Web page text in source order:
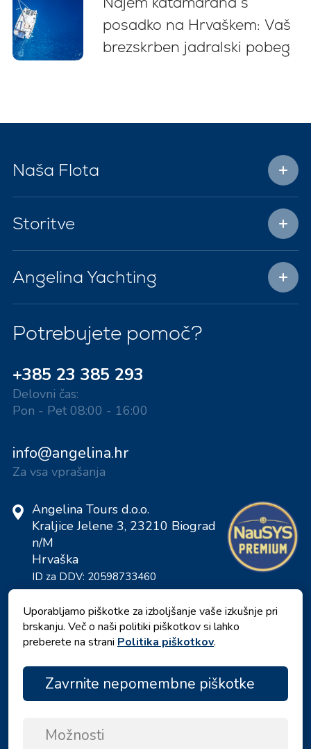
posadko na Hrvaškem: Vaš
brezskrben jadralski pobeg
Naša Flota
Storitve
Angelina Yachting
Potrebujete pomoč?
+385 23 385 293
Delovni čas:
Pon - Pet 08:00 - 16:00
info@angelina.hr
Za vsa vprašanja
Angelina Tours d.o.o.
Kraljice Jelene 3, 23210 Biograd
n/M
Hrvaška
ID za DDV: 20598733460
ID: HR-AB-23-060130534, MB:
0650676
Uporabljamo piškotke za izboljšanje vaše izkušnje pri
brskanju. Več o naši politiki piškotkov si lahko
preberete na strani Politika piškotkov.
Zavrnite nepomembne piškotke
Možnosti